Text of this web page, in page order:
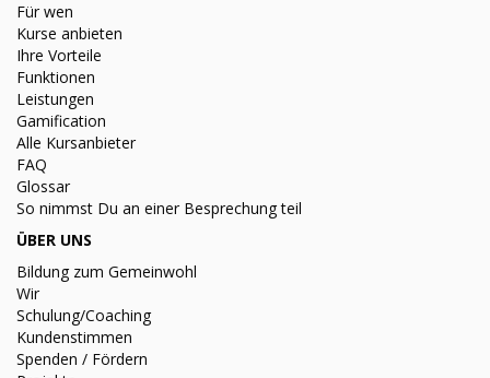
Für wen
Kurse anbieten
Ihre Vorteile
Funktionen
Leistungen
Gamification
Alle Kursanbieter
FAQ
Glossar
So nimmst Du an einer Besprechung teil
ÜBER UNS
Bildung zum Gemeinwohl
Wir
Schulung/Coaching
Kundenstimmen
Spenden / Fördern